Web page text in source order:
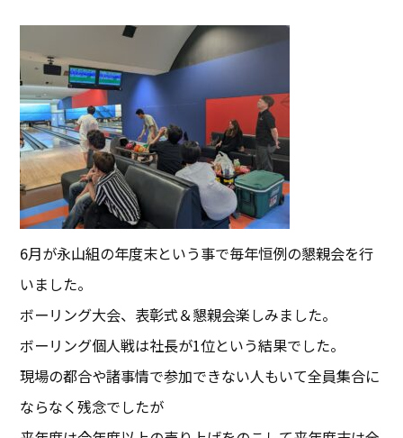
6月が永山組の年度末という事で毎年恒例の懇親会を行
いました。
ボーリング大会、表彰式＆懇親会楽しみました。
ボーリング個人戦は社長が1位という結果でした。
現場の都合や諸事情で参加できない人もいて全員集合に
ならなく残念でしたが